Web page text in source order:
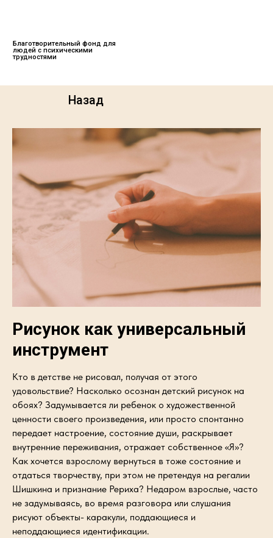
трудностями
Рисунок как универсальный
инструмент
Кто в детстве не рисовал, получая от этого
удовольствие? Насколько осознан детский рисунок на
обоях? Задумывается ли ребенок о художественной
ценности своего произведения, или просто спонтанно
передает настроение, состояние души, раскрывает
внутренние переживания, отражает собственное «Я»?
Как хочется взрослому вернуться в тоже состояние и
отдаться творчеству, при этом не претендуя на регалии
Шишкина и признание Рериха? Недаром взрослые, часто
не задумываясь, во время разговора или слушания
рисуют объекты- каракули, поддающиеся и
неподдающиеся идентификации.